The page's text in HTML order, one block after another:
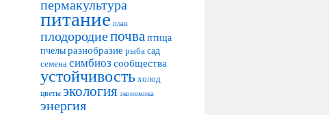
пермакультура
питание план
плодородиепочваптица
пчелыразнобразие рыбасад
семенасимбиоз сообщества
устойчивостьхолод
цветы экология экономика
энергия